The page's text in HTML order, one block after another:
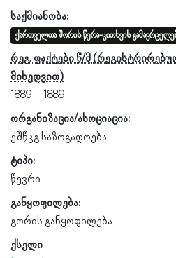
საქმიანობა:
ქართველთა შორის წერა-კითხვის
რეგ. ფაქტები წ/მ
1889
1889
ორგანიზაცია/ასოციაცია:
ქშწკგ საზოგადოება
ტიპი:
წევრი
განყოფილება:
გორის განყოფილება
ქსელი